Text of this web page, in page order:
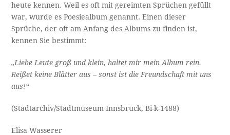
heute kennen. Weil es oft mit gereimten Sprüchen gefüllt
war, wurde es Poesiealbum genannt. Einen dieser
Sprüche, der oft am Anfang des Albums zu finden ist,
kennen Sie bestimmt:
„Liebe Leute groß und klein, haltet mir mein Album rein.
Reißet keine Blätter aus – sonst ist die Freundschaft mit uns
aus!“
(Stadtarchiv/Stadtmuseum Innsbruck, Bi-k-1488)
Elisa Wasserer